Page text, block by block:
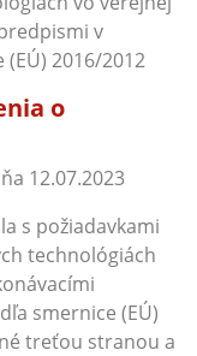
v
2016/2012
o
12.07.2023
s požiadavkami
technológiách
smernice (EÚ)
treťou stranou a